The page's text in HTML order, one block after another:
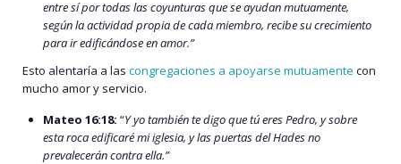
entre sí por todas las coyunturas que se ayudan mutuamente,
según la actividad propia de cada miembro, recibe su crecimiento
para ir edificándose en amor.”
Esto alentaría a las congregaciones a apoyarse mutuamente con
mucho amor y servicio.
Mateo 16:18: “Y yo también te digo que tú eres Pedro, y sobre
esta roca edificaré mi iglesia, y las puertas del Hades no
prevalecerán contra ella.”